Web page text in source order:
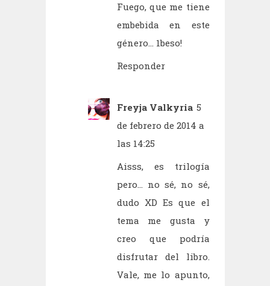
Fuego, que me tiene
embebida en este
género... 1beso!
Responder
Freyja Valkyria 5
de febrero de 2014 a
las 14:25
Aisss, es trilogía
pero... no sé, no sé,
dudo XD Es que el
tema me gusta y
creo que podría
disfrutar del libro.
Vale, me lo apunto,